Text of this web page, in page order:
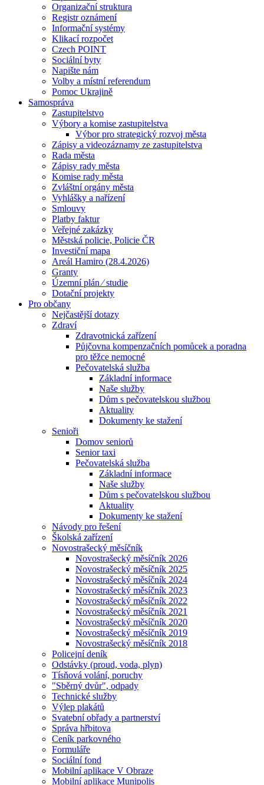
Organizační struktura
Registr oznámení
Informační systémy
Klikací rozpočet
Czech POINT
Sociální byty
Napište nám
Volby a místní referendum
Pomoc Ukrajině
Samospráva
Zastupitelstvo
Výbory a komise zastupitelstva
Výbor pro strategický rozvoj města
Zápisy a videozáznamy ze zastupitelstva
Rada města
Zápisy rady města
Komise rady města
Zvláštní orgány města
Vyhlášky a nařízení
Smlouvy
Platby faktur
Veřejné zakázky
Městská policie, Policie ČR
Investiční mapa
Areál Hamiro (28.4.2026)
Granty
Územní plán ⁄ studie
Dotační projekty
Pro občany
Nejčastější dotazy
Zdraví
Zdravotnická zařízení
Půjčovna kompenzačních pomůcek a poradna
pro těžce nemocné
Pečovatelská služba
Základní informace
Naše služby
Dům s pečovatelskou službou
Aktuality
Dokumenty ke stažení
Senioři
Domov seniorů
Senior taxi
Pečovatelská služba
Základní informace
Naše služby
Dům s pečovatelskou službou
Aktuality
Dokumenty ke stažení
Návody pro řešení
Školská zařízení
Novostrašecký měsíčník
Novostrašecký měsíčník 2026
Novostrašecký měsíčník 2025
Novostrašecký měsíčník 2024
Novostrašecký měsíčník 2023
Novostrašecký měsíčník 2022
Novostrašecký měsíčník 2021
Novostrašecký měsíčník 2020
Novostrašecký měsíčník 2019
Novostrašecký měsíčník 2018
Policejní deník
Odstávky (proud, voda, plyn)
Tísňová volání, poruchy
"Sběrný dvůr", odpady
Technické služby
Výlep plakátů
Svatební obřady a partnerství
Správa hřbitova
Ceník parkovného
Formuláře
Sociální fond
Mobilní aplikace V Obraze
Mobilní aplikace Munipolis